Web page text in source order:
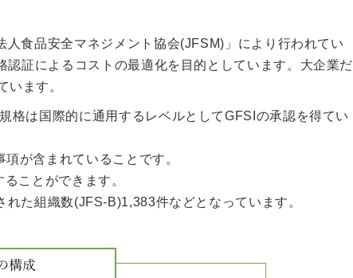
食品安全マネジメント協会(JFSM)」により行われてい
証によるコストの最適化を目的としています。大企業だ
います。
格は国際的に通用するレベルとしてGFSIの承認を得てい
が含まれていることです。
ことができます。
た組織数(JFS-B)1,383件などとなっています。